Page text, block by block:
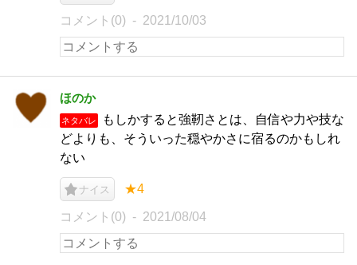
コメント(0) 2021/10/03
ほのか
ネタバレ
もしかすると強靭さとは、自信や力や技な
どよりも、そういった穏やかさに宿るのかもしれ
ない
ナイス ★4
コメント(0) 2021/08/04